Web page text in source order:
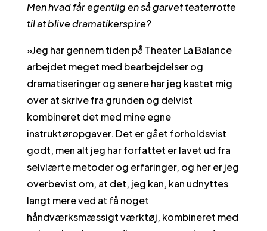
Men hvad får egentlig en så garvet teaterrotte
til at blive dramatikerspire?
»Jeg har gennem tiden på Theater La Balance
arbejdet meget med bearbejdelser og
dramatiseringer og senere har jeg kastet mig
over at skrive fra grunden og delvist
kombineret det med mine egne
instruktøropgaver. Det er gået forholdsvist
godt, men alt jeg har forfattet er lavet ud fra
selvlærte metoder og erfaringer, og her er jeg
overbevist om, at det, jeg kan, kan udnyttes
langt mere ved at få noget
håndværksmæssigt værktøj, kombineret med